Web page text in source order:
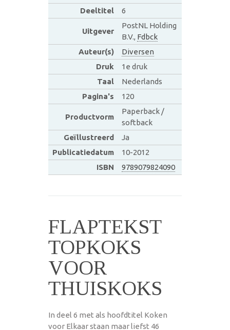
Deeltitel
6
Uitgever
PostNL Holding
B.V., Fdbck
Auteur(s)
Diversen
Druk
1e druk
Taal
Nederlands
Pagina's
120
Productvorm
Paperback /
softback
Geïllustreerd
Ja
Publicatiedatum
10-2012
ISBN
9789079824090
FLAPTEKST
TOPKOKS
VOOR
THUISKOKS
In deel 6 met als hoofdtitel Koken
voor Elkaar staan maar liefst 46